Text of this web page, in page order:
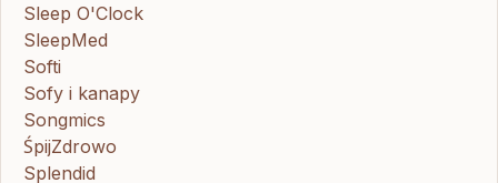
Sleep O'Clock
SleepMed
Softi
Sofy i kanapy
Songmics
ŚpijZdrowo
Splendid